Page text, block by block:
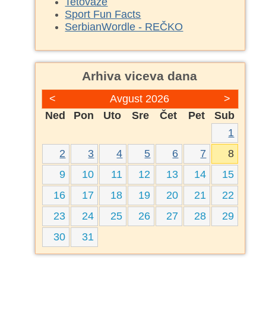
Sport Fun Facts
SerbianWordle - REČKO
Arhiva viceva dana
< >
Avgust 2026
Ned
Pon Uto Sre Čet Pet
Sub
1
2
3 4 5 6 7
8
9
10 11 12 13 14
15
16
17 18 19 20 21
22
23
24 25 26 27 28
29
30
31